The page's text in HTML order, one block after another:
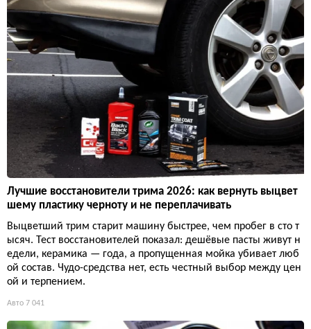
Лучшие восстановители трима 2026: как вернуть выцвет
шему пластику черноту и не переплачивать
Выцветший трим старит машину быстрее, чем пробег в сто т
ысяч. Тест восстановителей показал: дешёвые пасты живут н
едели, керамика — года, а пропущенная мойка убивает люб
ой состав. Чудо-средства нет, есть честный выбор между цен
ой и терпением.
Авто 7 041